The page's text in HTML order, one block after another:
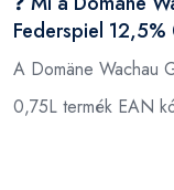
Federspiel
A Domäne Wachau
0,75L termék EAN